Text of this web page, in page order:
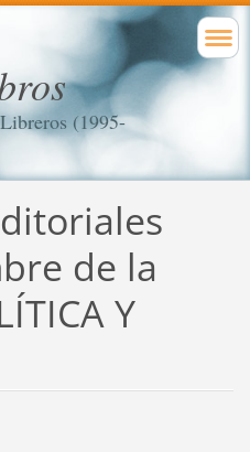
(1995-
de la
Y